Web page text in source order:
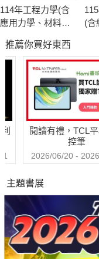
114年工程力學(含
應用力學、材料力
(含
推薦你買好東西
閱讀有禮，TCL
控筆
2026/06/20 -
主題書展